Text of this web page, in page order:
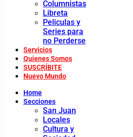
Columnistas
Libreta
Peliculas y
Series para
no Perderse
Servicios
Quienes Somos
SUSCRÍBITE
Nuevo Mundo
Home
Secciones
San Juan
Locales
Cultura y